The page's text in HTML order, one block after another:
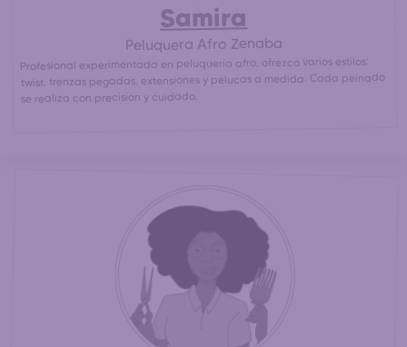
Samira
Peluquera Afro Zenaba
Profesional experimentada en peluquería afro, ofrezco varios estilos:
twist, trenzas pegadas, extensiones y pelucas a medida. Cada peinado
se realiza con precisión y cuidado.